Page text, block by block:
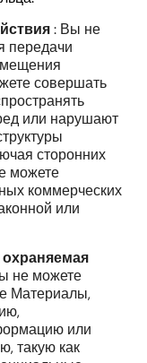
: Вы не
передачи
совершать
или нарушают
сторонних
можете
коммерческих
или
не можете
Материалы,
или
такую как